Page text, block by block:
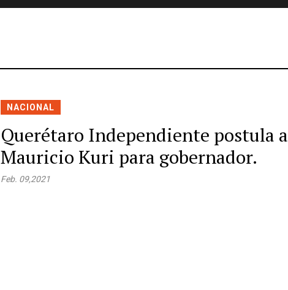
NACIONAL
Querétaro Independiente postula a
Mauricio Kuri para gobernador.
Feb. 09,2021